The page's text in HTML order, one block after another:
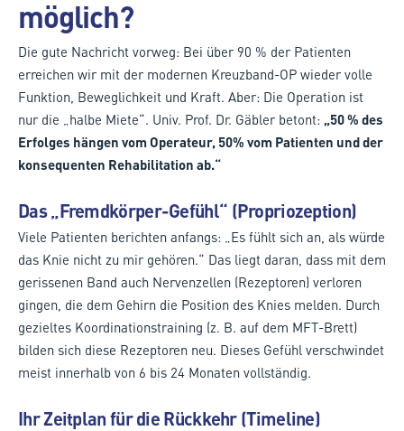
möglich?
Die gute Nachricht vorweg: Bei über 90 % der Patienten
erreichen wir mit der modernen Kreuzband-OP wieder volle
Funktion, Beweglichkeit und Kraft. Aber: Die Operation ist
nur die „halbe Miete“. Univ. Prof. Dr. Gäbler betont: „50 % des
Erfolges hängen vom Operateur, 50% vom Patienten und der
konsequenten Rehabilitation ab.“
Das „Fremdkörper-Gefühl“ (Propriozeption)
Viele Patienten berichten anfangs: „Es fühlt sich an, als würde
das Knie nicht zu mir gehören.“ Das liegt daran, dass mit dem
gerissenen Band auch Nervenzellen (Rezeptoren) verloren
gingen, die dem Gehirn die Position des Knies melden. Durch
gezieltes Koordinationstraining (z. B. auf dem MFT-Brett)
bilden sich diese Rezeptoren neu. Dieses Gefühl verschwindet
meist innerhalb von 6 bis 24 Monaten vollständig.
Ihr Zeitplan für die Rückkehr (Timeline)